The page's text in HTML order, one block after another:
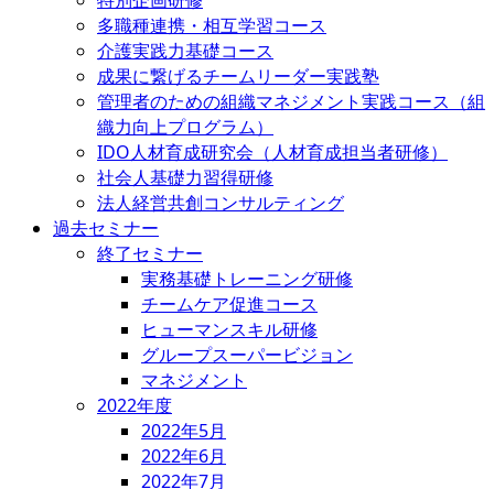
多職種連携・相互学習コース
介護実践力基礎コース
成果に繋げるチームリーダー実践塾
管理者のための組織マネジメント実践コース（組
織力向上プログラム）
IDO人材育成研究会（人材育成担当者研修）
社会人基礎力習得研修
法人経営共創コンサルティング
過去セミナー
終了セミナー
実務基礎トレーニング研修
チームケア促進コース
ヒューマンスキル研修
グループスーパービジョン
マネジメント
2022年度
2022年5月
2022年6月
2022年7月